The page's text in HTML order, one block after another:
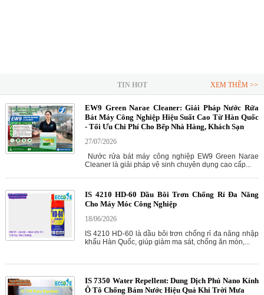
TIN HOT XEM THÊM >>
EW9 Green Narae Cleaner: Giải Pháp Nước Rửa
Bát Máy Công Nghiệp Hiệu Suất Cao Từ Hàn Quốc
- Tối Ưu Chi Phí Cho Bếp Nhà Hàng, Khách Sạn
27/07/2026
Nước rửa bát máy công nghiệp EW9 Green Narae
Cleaner là giải pháp vệ sinh chuyên dụng cao cấp...
IS 4210 HD-60 Dầu Bôi Trơn Chống Rỉ Đa Năng
Cho Máy Móc Công Nghiệp
18/06/2026
IS 4210 HD-60 là dầu bôi trơn chống rỉ đa năng nhập
khẩu Hàn Quốc, giúp giảm ma sát, chống ăn mòn,...
IS 7350 Water Repellent: Dung Dịch Phủ Nano Kính
Ô Tô Chống Bám Nước Hiệu Quả Khi Trời Mưa